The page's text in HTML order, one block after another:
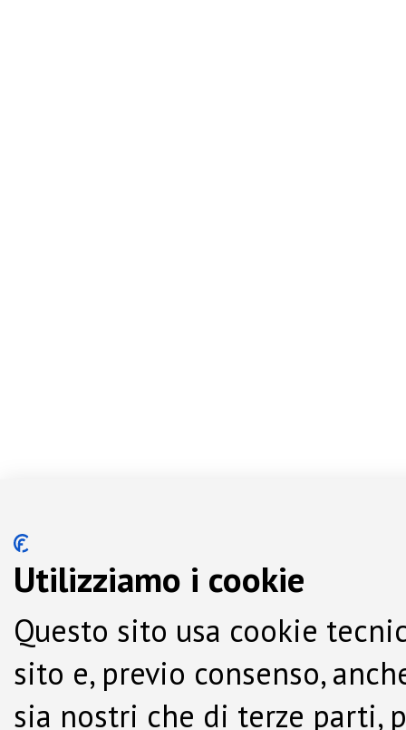
Utilizziamo i cookie
Questo sito usa cookie
sito e, previo consenso,
sia nostri che di terze parti,